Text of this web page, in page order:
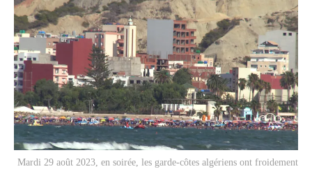
Mardi 29 août 2023, en soirée, les garde-côtes algériens ont froidement